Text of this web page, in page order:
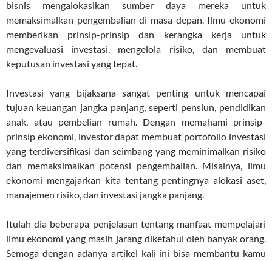
bisnis mengalokasikan sumber daya mereka untuk
memaksimalkan pengembalian di masa depan. Ilmu ekonomi
memberikan prinsip-prinsip dan kerangka kerja untuk
mengevaluasi investasi, mengelola risiko, dan membuat
keputusan investasi yang tepat.
Investasi yang bijaksana sangat penting untuk mencapai
tujuan keuangan jangka panjang, seperti pensiun, pendidikan
anak, atau pembelian rumah. Dengan memahami prinsip-
prinsip ekonomi, investor dapat membuat portofolio investasi
yang terdiversifikasi dan seimbang yang meminimalkan risiko
dan memaksimalkan potensi pengembalian. Misalnya, ilmu
ekonomi mengajarkan kita tentang pentingnya alokasi aset,
manajemen risiko, dan investasi jangka panjang.
Itulah dia beberapa penjelasan tentang manfaat mempelajari
ilmu ekonomi yang masih jarang diketahui oleh banyak orang.
Semoga dengan adanya artikel kali ini bisa membantu kamu